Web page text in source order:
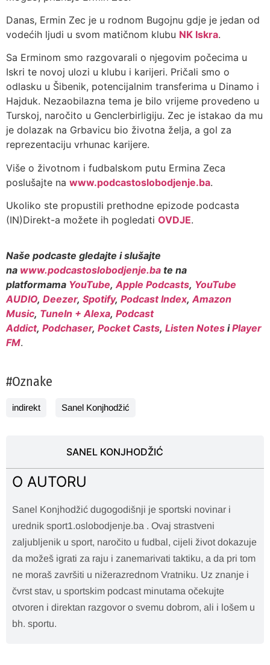
Danas, Ermin Zec je u rodnom Bugojnu gdje je jedan od
vodećih ljudi u svom matičnom klubu NK Iskra.
Sa Erminom smo razgovarali o njegovim počecima u
Iskri te novoj ulozi u klubu i karijeri. Pričali smo o
odlasku u Šibenik, potencijalnim transferima u Dinamo i
Hajduk. Nezaobilazna tema je bilo vrijeme provedeno u
Turskoj, naročito u Genclerbirligiju. Zec je istakao da mu
je dolazak na Grbavicu bio životna želja, a gol za
reprezentaciju vrhunac karijere.
Više o životnom i fudbalskom putu Ermina Zeca
poslušajte na www.podcastoslobodjenje.ba.
Ukoliko ste propustili prethodne epizode podcasta
(IN)Direkt-a možete ih pogledati OVDJE.
Naše podcaste gledajte i slušajte
na www.podcastoslobodjenje.ba te na
platformama YouTube, Apple Podcasts, YouTube
AUDIO, Deezer, Spotify, Podcast Index, Amazon
Music, TuneIn + Alexa, Podcast
Addict, Podchaser, Pocket Casts, Listen Notes iPlayer
FM.
#Oznake
indirekt Sanel Konjhodžić
SANEL KONJHODŽIĆ
O AUTORU
Sanel Konjhodžić dugogodišnji je sportski novinar i
urednik sport1.oslobodjenje.ba . Ovaj strastveni
zaljubljenik u sport, naročito u fudbal, cijeli život dokazuje
da možeš igrati za raju i zanemarivati taktiku, a da pri tom
ne moraš završiti u nižerazrednom Vratniku. Uz znanje i
čvrst stav, u sportskim podcast minutama očekujte
otvoren i direktan razgovor o svemu dobrom, ali i lošem u
bh. sportu.